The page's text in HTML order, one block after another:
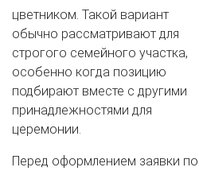
цветником. Такой вариант
обычно рассматривают для
строгого семейного участка,
особенно когда позицию
подбирают вместе с другими
принадлежностями для
церемонии.
Перед оформлением заявки по